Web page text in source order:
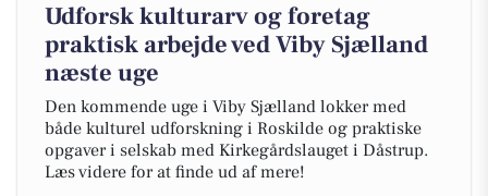
Udforsk kulturarv og foretag
praktisk arbejde ved Viby Sjælland
næste uge
Den kommende uge i Viby Sjælland lokker med
både kulturel udforskning i Roskilde og praktiske
opgaver i selskab med Kirkegårdslauget i Dåstrup.
Læs videre for at finde ud af mere!